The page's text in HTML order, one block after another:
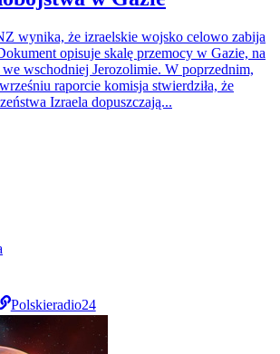
wynika, że izraelskie wojsko celowo zabija
opisuje skalę przemocy w Gazie, na
wschodniej Jerozolimie. W poprzednim,
raporcie komisja stwierdziła, że
Izraela dopuszczają...
Polskieradio24